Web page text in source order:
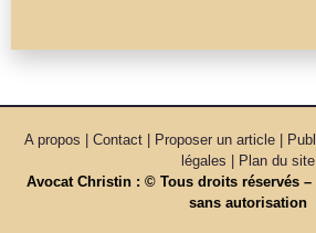
A propos | Contact | Proposer un article |
légales |
Plan du site
Avocat Christin : © Tous droits réservés
sans autorisation